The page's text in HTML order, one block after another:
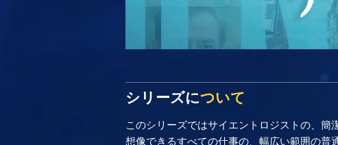
シリーズについて
このシリーズではサイエントロジストの、簡
想像できるすべての仕事の、幅広い範囲の